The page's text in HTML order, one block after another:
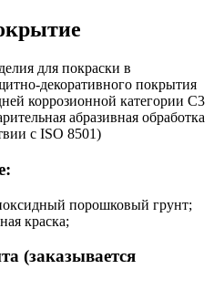
для покраски в
декоративного покрытия
коррозионной категории C3
абразивная обработка
с ISO 8501)
порошковый грунт;
краска;
(заказывается